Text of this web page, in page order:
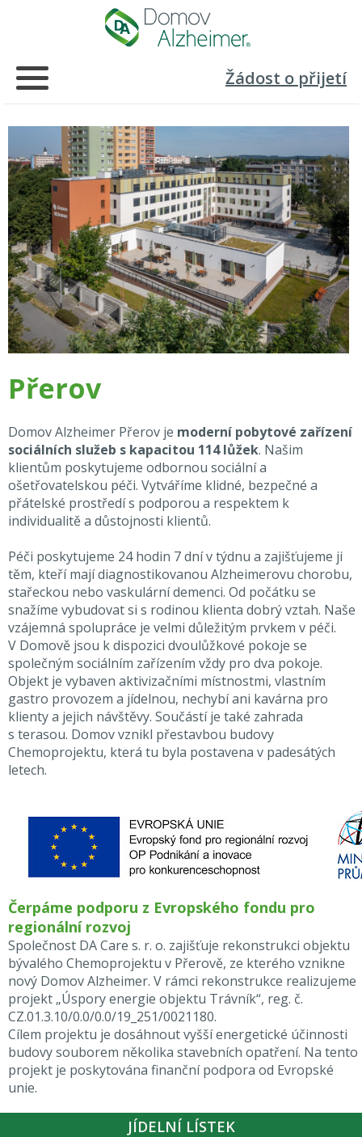
Žádost o přijetí
Přerov
Domov Alzheimer Přerov je moderní pobytové zařízení
sociálních služeb s kapacitou 114 lůžek. Našim
klientům poskytujeme odbornou sociální a
ošetřovatelskou péči. Vytváříme klidné, bezpečné a
přátelské prostředí s podporou a respektem k
individualitě a důstojnosti klientů.
Péči poskytujeme 24 hodin 7 dní v týdnu a zajišťujeme ji
těm, kteří mají diagnostikovanou Alzheimerovu chorobu,
stařeckou nebo vaskulární demenci. Od počátku se
snažíme vybudovat si s rodinou klienta dobrý vztah. Naše
vzájemná spolupráce je velmi důležitým prvkem v péči.
V Domově jsou k dispozici dvoulůžkové pokoje se
společným sociálním zařízením vždy pro dva pokoje.
Objekt je vybaven aktivizačními místnostmi, vlastním
gastro provozem a jídelnou, nechybí ani kavárna pro
klienty a jejich návštěvy. Součástí je také zahrada
s terasou. Domov vznikl přestavbou budovy
Chemoprojektu, která tu byla postavena v padesátých
letech.
Čerpáme podporu z Evropského fondu pro
regionální rozvoj
Společnost DA Care s. r. o. zajišťuje rekonstrukci objektu
bývalého Chemoprojektu v Přerově, ze kterého vznikne
nový Domov Alzheimer. V rámci rekonstrukce realizujeme
projekt „Úspory energie objektu Trávník“, reg. č.
CZ.01.3.10/0.0/0.0/19_251/0021180.
Cílem projektu je dosáhnout vyšší energetické účinnosti
budovy souborem několika stavebních opatření. Na tento
projekt je poskytována finanční podpora od Evropské
unie.
JÍDELNÍ LÍSTEK